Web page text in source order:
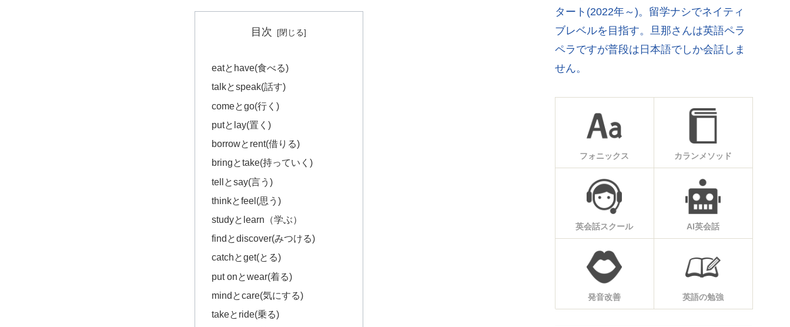
目次
eatとhave(食べる)
talkとspeak(話す)
comeとgo(行く)
putとlay(置く)
borrowとrent(借りる)
bringとtake(持っていく)
tellとsay(言う)
thinkとfeel(思う)
studyとlearn（学ぶ）
findとdiscover(みつける)
catchとget(とる)
put onとwear(着る)
mindとcare(気にする)
takeとride(乗る)
タート(2022年～)。留学ナシでネイティ
ブレベルを目指す。旦那さんは英語ペラ
ペラですが普段は日本語でしか会話しま
せん。
フォニックス カランメソッド
英会話スクール AI英会話
発音改善 英語の勉強